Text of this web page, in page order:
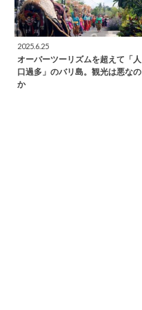
2025.6.25
オーバーツーリズムを超えて「人
口過多」のバリ島。観光は悪なの
か